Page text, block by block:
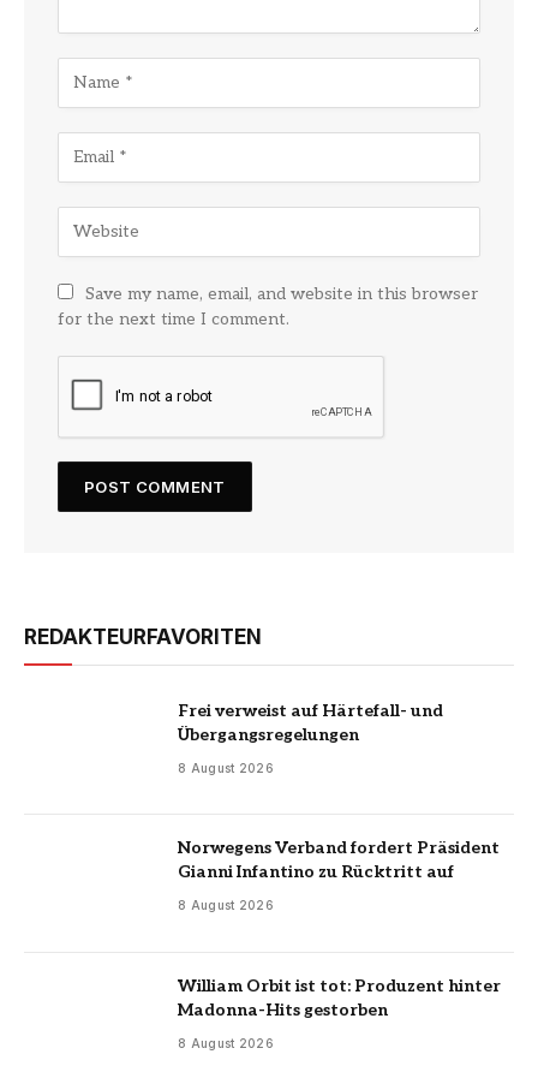
Save my name, email, and website in this browser
for the next time I comment.
REDAKTEURFAVORITEN
Frei verweist auf Härtefall- und
Übergangsregelungen
8 August 2026
Norwegens Verband fordert Präsident
Gianni Infantino zu Rücktritt auf
8 August 2026
William Orbit ist tot: Produzent hinter
Madonna-Hits gestorben
8 August 2026